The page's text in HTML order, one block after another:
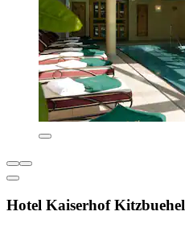
Hotel Kaiserhof Kitzbuehel